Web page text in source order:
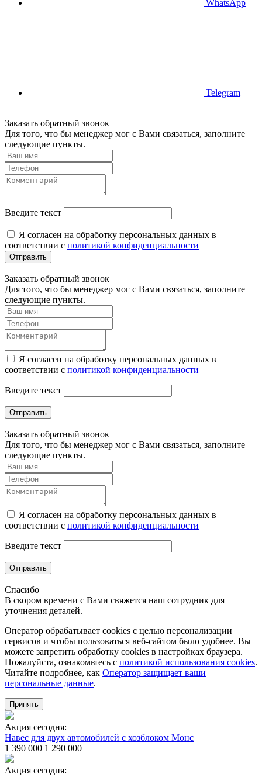
WhatsApp
Telegram
Заказать обратный звонок
Для того, что бы менеджер мог с Вами связаться, заполните
следующие пункты.
Введите текст
Я согласен на обработку персональных данных в
соответствии с политикой конфиденциальности
Отправить
Заказать обратный звонок
Для того, что бы менеджер мог с Вами связаться, заполните
следующие пункты.
Я согласен на обработку персональных данных в
соответствии с политикой конфиденциальности
Введите текст
Отправить
Заказать обратный звонок
Для того, что бы менеджер мог с Вами связаться, заполните
следующие пункты.
Я согласен на обработку персональных данных в
соответствии с политикой конфиденциальности
Введите текст
Отправить
Спасибо
В скором времени с Вами свяжется наш сотрудник для
уточнения деталей.
Оператор обрабатывает cookies с целью персонализации
сервисов и чтобы пользоваться веб-сайтом было удобнее. Вы
можете запретить обработку сookies в настройках браузера.
Пожалуйста, ознакомьтесь с политикой использования cookies.
Читайте подробнее, как Оператор защищает ваши
персональные данные.
Принять
Акция сегодня:
Навес для двух автомобилей с хозблоком Монс
1 390 000 1 290 000
Акция сегодня: